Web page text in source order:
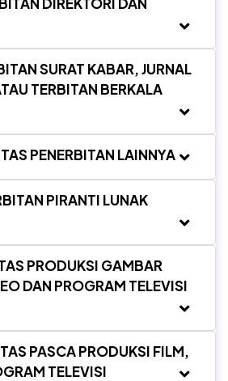
SURAT KABAR, JURNAL
TERBITAN BERKALA
PENERBITAN LAINNYA
PIRANTI LUNAK
PRODUKSI GAMBAR
DAN PROGRAM TELEVISI
PASCA PRODUKSI FILM,
TELEVISI